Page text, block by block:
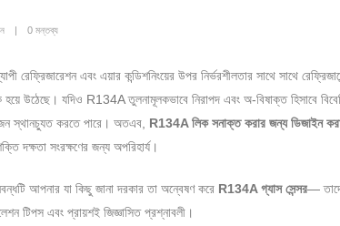
0 মন্তব্য
রেফ্রিজারেশন এবং এয়ার কন্ডিশনিংয়ের উপর নির্ভরশীলতার সাথে সাথে
হয়ে উঠেছে। যদিও R134A তুলনামূলকভাবে নিরাপদ এবং অ-বিষাক্ত হিসাবে
স্থানচ্যুত করতে পারে। অতএব, R134A লিক সনাক্ত করার জন্য ডিজাইন করা
দক্ষতা সংরক্ষণের জন্য অপরিহার্য।
আপনার যা কিছু জানা দরকার তা অন্বেষণ করে R134A গ্যাস সেন্সর—
টিপস এবং প্রায়শই জিজ্ঞাসিত প্রশ্নাবলী।